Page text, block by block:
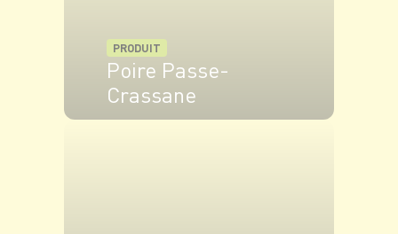
PRODUIT
Poire Passe-
Crassane